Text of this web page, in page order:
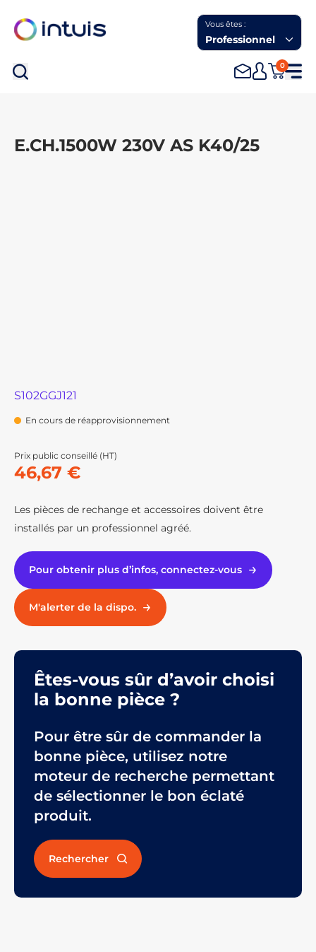
Vous êtes :
Professionnel
0
E.CH.1500W 230V AS K40/25
S102GGJ121
En cours de réapprovisionnement
Prix public conseillé (HT)
46,67 €
Les pièces de rechange et accessoires doivent être
installés par un professionnel agréé.
Pour obtenir plus d’infos, connectez-vous
M'alerter de la dispo.
Êtes-vous sûr d’avoir choisi
la bonne pièce ?
Pour être sûr de commander la
bonne pièce, utilisez notre
moteur de recherche permettant
de sélectionner le bon éclaté
produit.
Rechercher